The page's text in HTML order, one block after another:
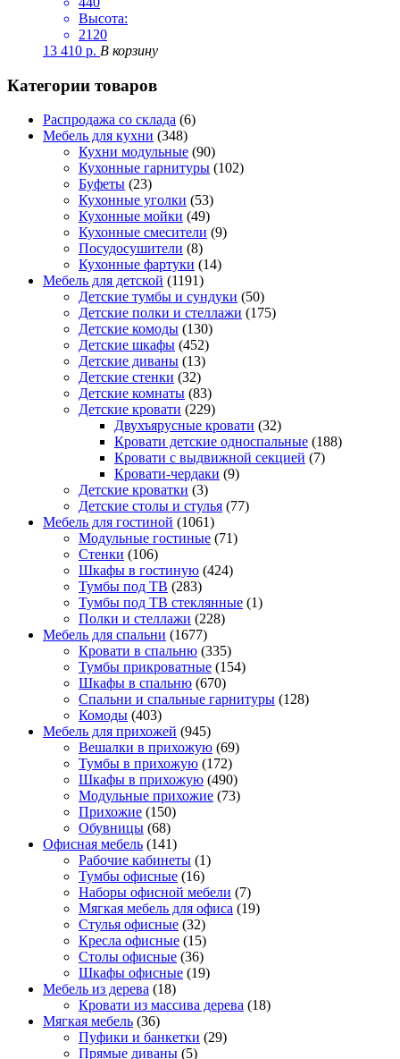
Высота:
2120
13 410 р. В корзину
Категории товаров
Распродажа со склада (6)
Мебель для кухни (348)
Кухни модульные (90)
Кухонные гарнитуры (102)
Буфеты (23)
Кухонные уголки (53)
Кухонные мойки (49)
Кухонные смесители (9)
Посудосушители (8)
Кухонные фартуки (14)
Мебель для детской (1191)
Детские тумбы и сундуки (50)
Детские полки и стеллажи (175)
Детские комоды (130)
Детские шкафы (452)
Детские диваны (13)
Детские стенки (32)
Детские комнаты (83)
Детские кровати (229)
Двухъярусные кровати (32)
Кровати детские односпальные (188)
Кровати с выдвижной секцией (7)
Кровати-чердаки (9)
Детские кроватки (3)
Детские столы и стулья (77)
Мебель для гостиной (1061)
Модульные гостиные (71)
Стенки (106)
Шкафы в гостиную (424)
Тумбы под ТВ (283)
Тумбы под ТВ стеклянные (1)
Полки и стеллажи (228)
Мебель для спальни (1677)
Кровати в спальню (335)
Тумбы прикроватные (154)
Шкафы в спальню (670)
Спальни и спальные гарнитуры (128)
Комоды (403)
Мебель для прихожей (945)
Вешалки в прихожую (69)
Тумбы в прихожую (172)
Шкафы в прихожую (490)
Модульные прихожие (73)
Прихожие (150)
Обувницы (68)
Офисная мебель (141)
Рабочие кабинеты (1)
Тумбы офисные (16)
Наборы офисной мебели (7)
Мягкая мебель для офиса (19)
Стулья офисные (32)
Кресла офисные (15)
Столы офисные (36)
Шкафы офисные (19)
Мебель из дерева (18)
Кровати из массива дерева (18)
Мягкая мебель (36)
Пуфики и банкетки (29)
Прямые диваны (5)